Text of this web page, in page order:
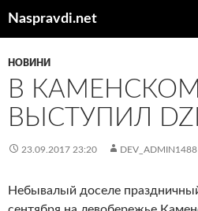
Naspravdi.net
НОВИНИ
В КАМЕНСКОМ
ВЫСТУПИЛ
23.09.2017 23:20 DEV_ADMIN1488
Небывалый доселе